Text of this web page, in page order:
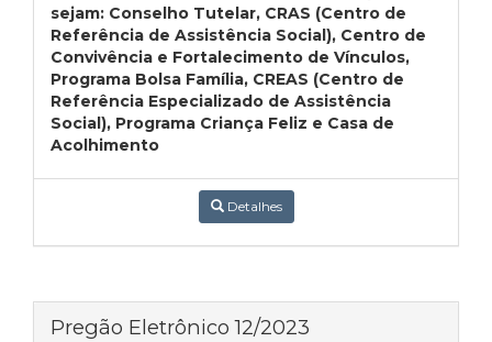
sejam: Conselho Tutelar, CRAS (Centro de
Referência de Assistência Social), Centro de
Convivência e Fortalecimento de Vínculos,
Programa Bolsa Família, CREAS (Centro de
Referência Especializado de Assistência
Social), Programa Criança Feliz e Casa de
Acolhimento
Detalhes
Pregão Eletrônico 12/2023